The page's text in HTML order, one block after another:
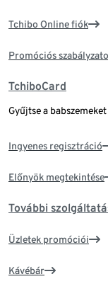
Tchibo Online fiók
Promóciós
TchiboCard
Gyűjtse a
Ingyenes regisztráció
Előnyök megtekintése
További
Üzletek promóciói
Kávébár